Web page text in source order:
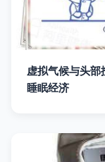
虚拟气候与头
睡眠经济